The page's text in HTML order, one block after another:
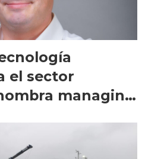
el sector
managing